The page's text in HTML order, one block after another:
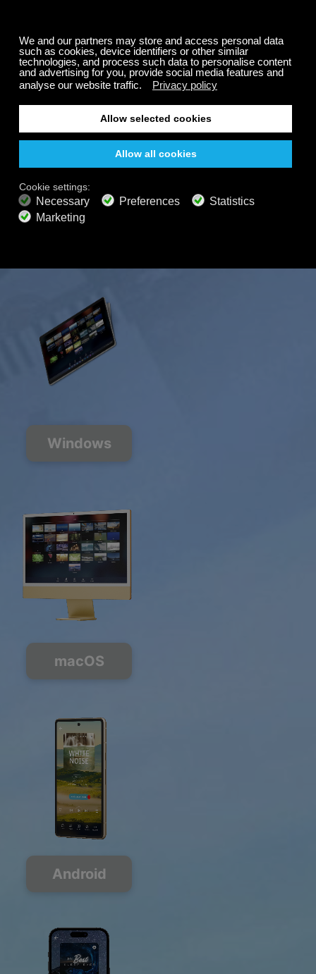
フ。
無料
200以上のチャンネル 終わりのないリスニング
無料で聴く
800以上の音楽チャンネル
広告なしの音楽
サウンドスケープミキサー
拡張プレイリスト
たり、リラックスしたり、瞑想したり、深い眠りに落
ちたりと、思いのままに過ごせます。
Windows
macOS
Android